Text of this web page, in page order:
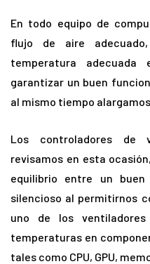
En todo equipo de
flujo de aire
temperatura
garantizar un buen
al mismo tiempo
Los controladores de
revisamos en esta
equilibrio entre un
silencioso al permitirnos
uno de los
temperaturas en
tales como CPU, GPU,